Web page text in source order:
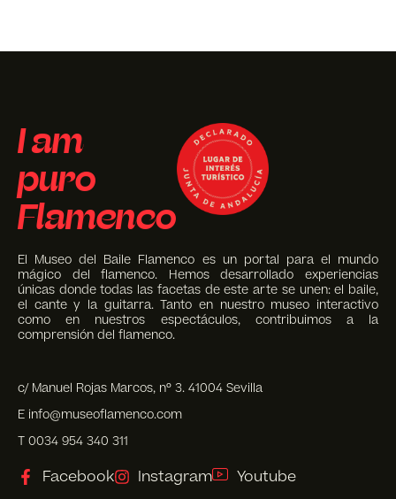
I am
puro
Flamenco
El Museo del Baile Flamenco es un portal para el mundo
mágico del flamenco. Hemos desarrollado experiencias
únicas donde todas las facetas de este arte se unen: el baile,
el cante y la guitarra. Tanto en nuestro museo interactivo
como en nuestros espectáculos, contribuimos a la
comprensión del flamenco.
c/ Manuel Rojas Marcos, nº 3. 41004 Sevilla
E info@museoflamenco.com
T 0034 954 340 311
Facebook Instagram Youtube